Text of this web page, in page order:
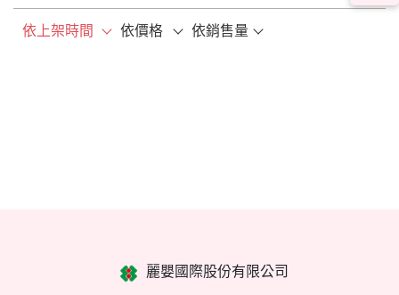
依上架時間 依價格 依銷售量
麗嬰國際股份有限公司